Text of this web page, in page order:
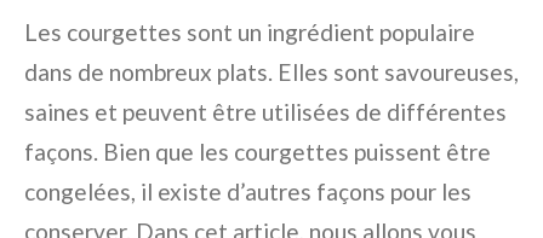
Les courgettes sont un ingrédient populaire
dans de nombreux plats. Elles sont savoureuses,
saines et peuvent être utilisées de différentes
façons. Bien que les courgettes puissent être
congelées, il existe d’autres façons pour les
conserver. Dans cet article, nous allons vous